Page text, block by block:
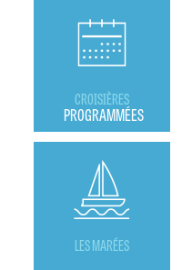
CROISIÈRES
PROGRAMMÉES
LES MARÉES